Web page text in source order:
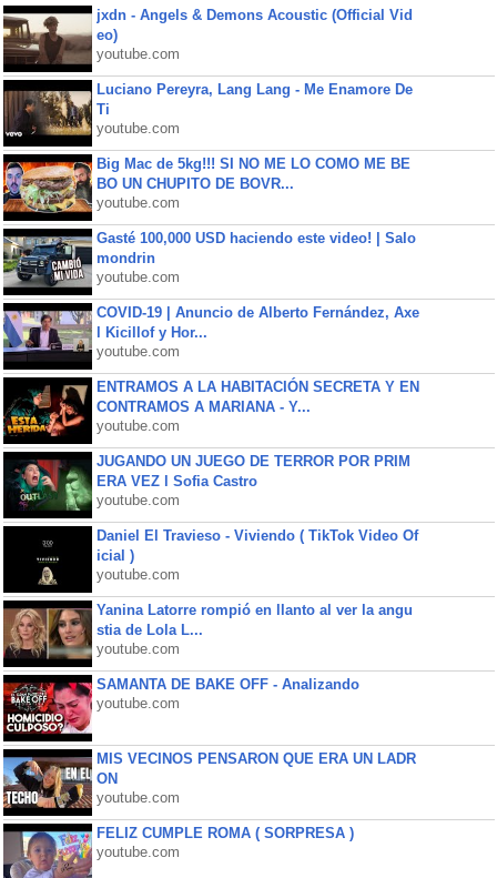
jxdn - Angels & Demons Acoustic (Official Vid
eo)
youtube.com
Luciano Pereyra, Lang Lang - Me Enamore De
Ti
youtube.com
Big Mac de 5kg!!! SI NO ME LO COMO ME BE
BO UN CHUPITO DE BOVR...
youtube.com
Gasté 100,000 USD haciendo este video! | Salo
mondrin
youtube.com
COVID-19 | Anuncio de Alberto Fernández, Axe
l Kicillof y Hor...
youtube.com
ENTRAMOS A LA HABITACIÓN SECRETA Y EN
CONTRAMOS A MARIANA - Y...
youtube.com
JUGANDO UN JUEGO DE TERROR POR PRIM
ERA VEZ l Sofia Castro
youtube.com
Daniel El Travieso - Viviendo ( TikTok Video Of
icial )
youtube.com
Yanina Latorre rompió en llanto al ver la angu
stia de Lola L...
youtube.com
SAMANTA DE BAKE OFF - Analizando
youtube.com
MIS VECINOS PENSARON QUE ERA UN LADR
ON
youtube.com
FELIZ CUMPLE ROMA ( SORPRESA )
youtube.com